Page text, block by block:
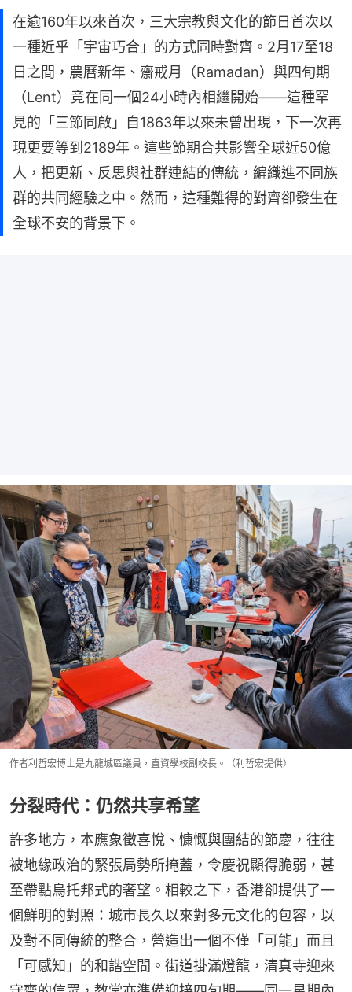
在逾160年以來首次，三大宗教與文化的節日首次以
一種近乎「宇宙巧合」的方式同時對齊。2月17至18
日之間，農曆新年、齋戒月（Ramadan）與四旬期
（Lent）竟在同一個24小時內相繼開始——這種罕
見的「三節同啟」自1863年以來未曾出現，下一次再
現更要等到2189年。這些節期合共影響全球近50億
人，把更新、反思與社群連結的傳統，編織進不同族
群的共同經驗之中。然而，這種難得的對齊卻發生在
全球不安的背景下。
作者利哲宏博士是九龍城區議員，直資學校副校長。（利哲宏提供）
分裂時代：仍然共享希望
許多地方，本應象徵喜悅、慷慨與團結的節慶，往往
被地緣政治的緊張局勢所掩蓋，令慶祝顯得脆弱，甚
至帶點烏托邦式的奢望。相較之下，香港卻提供了一
個鮮明的對照：城市長久以來對多元文化的包容，以
及對不同傳統的整合，營造出一個不僅「可能」而且
「可感知」的和諧空間。街道掛滿燈籠，清真寺迎來